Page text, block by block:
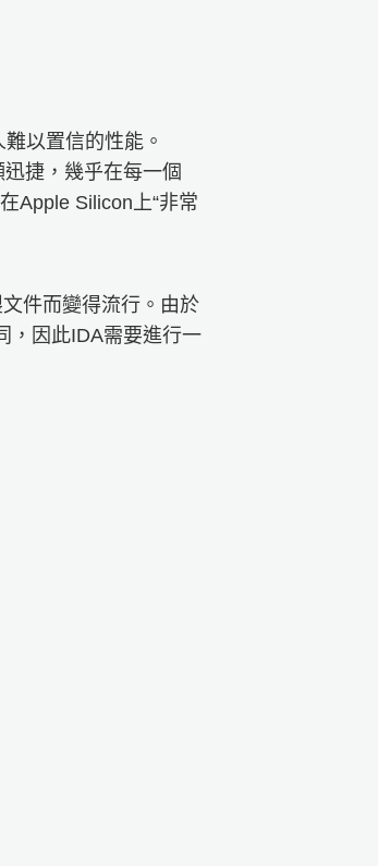
以置信的性能。
捷，幾乎在每一個
Apple Silicon上“非常
件而變得流行。由於
，因此IDA需要進行一